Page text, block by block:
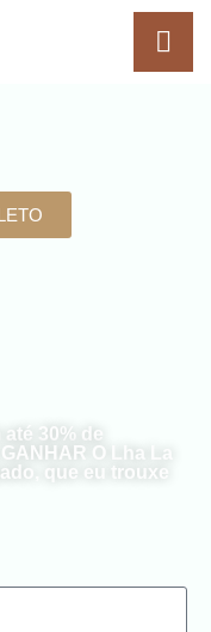
30% de
O Lha La
que eu trouxe